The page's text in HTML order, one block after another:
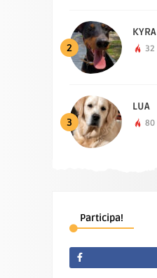
2
KYRA
32
3
LUA
80
Participa!